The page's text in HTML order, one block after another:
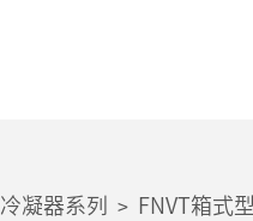
冷凝器系列 > FNVT箱式